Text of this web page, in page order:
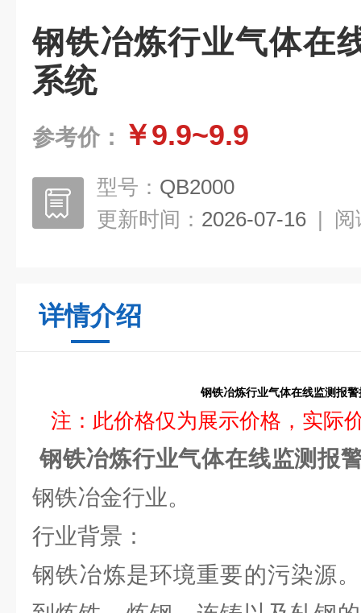
钢铁冶炼行业气体在
系统
参考价： ￥9.9~9.9
型号： QB2000
更新时间： 2026-07-16 | 阅
详情介绍
钢铁冶炼行业气体在线监测报
注：此价格仅为展示价格，实际
钢铁冶炼行业气体在线监测报
钢铁冶金行业。
行业背景：
钢铁冶炼是环境重要的污染源